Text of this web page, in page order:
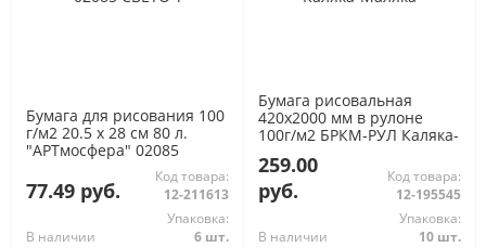
Бумага для рисования 100
г/м2 20.5 х 28 см 80 л.
"АРТмосфера" 02085
77.49 руб.
Код товара:
12-211613
В наличии
Упаковка:
6 шт.
Бумага рисовальная
420х2000 мм в рулоне
100г/м2 БРКМ-РУЛ Каляка-
259.00
руб.
Код товара:
12-195545
В наличии
Упаковка:
10 шт.